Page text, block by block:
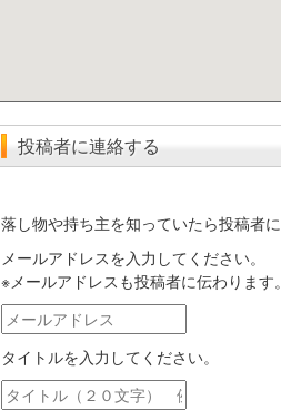
投稿者に連絡する
落し物や持ち主を知っていたら投稿者
メールアドレスを入力してください。
※メールアドレスも投稿者に伝わります
メ
ー
ル
ア
タイトルを入力してください。
タ